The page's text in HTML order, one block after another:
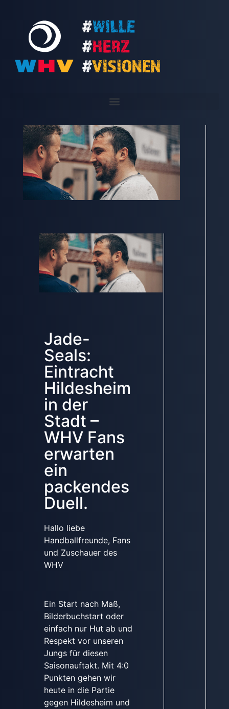
Jade-
Seals:
Eintracht
Hildesheim
in der
Stadt –
WHV Fans
erwarten
ein
packendes
Duell.
Hallo liebe
Handballfreunde, Fans
und Zuschauer des
WHV
Ein Start nach Maß,
Bilderbuchstart oder
einfach nur Hut ab und
Respekt vor unseren
Jungs für diesen
Saisonauftakt. Mit 4:0
Punkten gehen wir
heute in die Partie
gegen Hildesheim und